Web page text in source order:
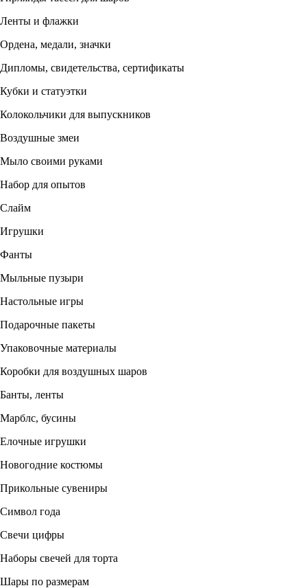
Ленты и флажки
Ордена, медали, значки
Дипломы, свидетельства, сертификаты
Кубки и статуэтки
Колокольчики для выпускников
Воздушные змеи
Мыло своими руками
Набор для опытов
Слайм
Игрушки
Фанты
Мыльные пузыри
Настольные игры
Подарочные пакеты
Упаковочные материалы
Коробки для воздушных шаров
Банты, ленты
Марблс, бусины
Елочные игрушки
Новогодние костюмы
Прикольные сувениры
Символ года
Свечи цифры
Наборы свечей для торта
Шары по размерам